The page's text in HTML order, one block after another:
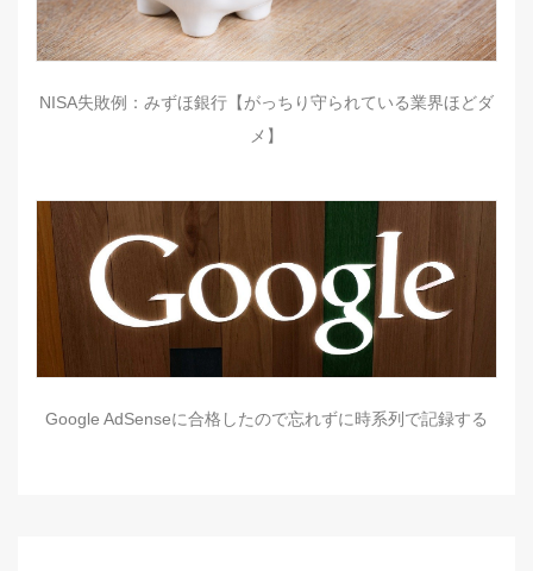
NISA失敗例：みずほ銀行【がっちり守られている業界ほどダ
メ】
Google AdSenseに合格したので忘れずに時系列で記録する